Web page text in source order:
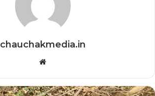
chauchakmedia.in
Website